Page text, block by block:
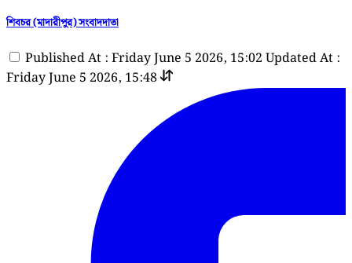
শিবচর (মাদারীপুর) সংবাদদাতা
Published At : Friday June 5 2026, 15:02 Updated At :
Friday June 5 2026, 15:48